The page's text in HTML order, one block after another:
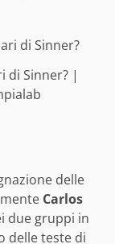
di Sinner? |
delle
Carlos
due gruppi in
delle teste di